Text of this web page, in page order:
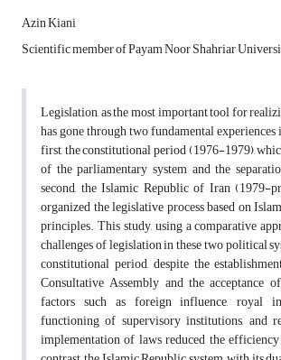
Azin Kiani
Scientific member of Payam Noor Shahriar
Legislation, as the most important tool for
has gone through two fundamental
first, the constitutional period (1976-1979),
of the parliamentary system and the
second, the Islamic Republic of Iran (1979-
organized the legislative process based on
principles. This study, using a comparative
challenges of legislation in these two political
constitutional period, despite the
Consultative Assembly and the acceptance
factors such as foreign influence, royal
functioning of supervisory institutions, and
implementation of laws reduced the